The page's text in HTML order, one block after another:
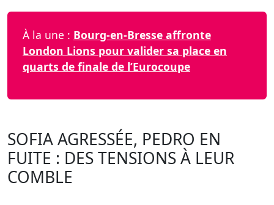
À la une : Bourg-en-Bresse affronte
London Lions pour valider sa place en
quarts de finale de l’Eurocoupe
SOFIA AGRESSÉE, PEDRO EN
FUITE : DES TENSIONS À LEUR
COMBLE